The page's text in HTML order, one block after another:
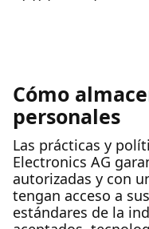
Cómo
personales
Las prácticas y
Electronics AG
autorizadas y con
tengan acceso a
estándares de la